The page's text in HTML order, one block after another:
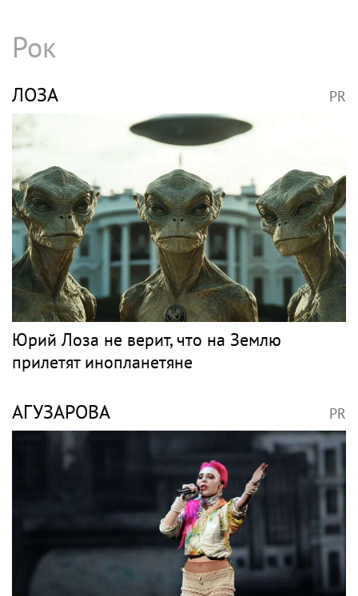
Рок
ЛОЗА PR
Юрий Лоза не верит, что на Землю
прилетят инопланетяне
АГУЗАРОВА PR